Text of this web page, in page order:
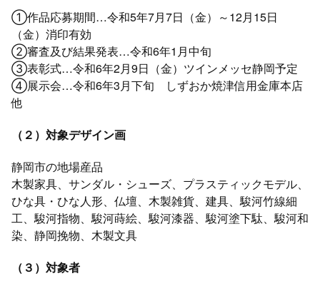
①作品応募期間…令和5年7月7日（金）～12月15日
（金）消印有効
②審査及び結果発表…令和6年1月中旬
③表彰式…令和6年2月9日（金）ツインメッセ静岡予定
④展示会…令和6年3月下旬 しずおか焼津信用金庫本店
他
（２）対象デザイン画
静岡市の地場産品
木製家具、サンダル・シューズ、プラスティックモデル、
ひな具・ひな人形、仏壇、木製雑貨、建具、駿河竹線細
工、駿河指物、駿河蒔絵、駿河漆器、駿河塗下駄、駿河和
染、静岡挽物、木製文具
（３）対象者